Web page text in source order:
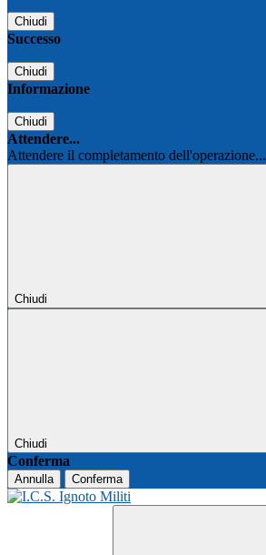
Chiudi
Successo
Chiudi
Informazione
Chiudi
Attendere...
Attendere il completamento dell'operazione...
Chiudi
Chiudi
Conferma
Annulla Conferma